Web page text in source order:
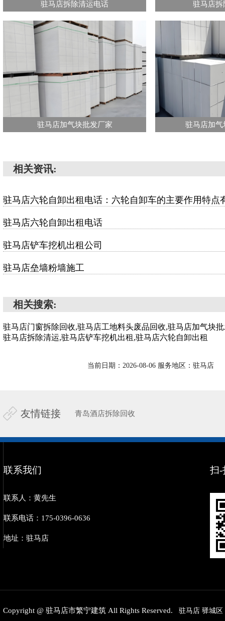
驻马店拆除清运电话 驻马店拆
驻马店加气块批发厂家 驻马店加
相关资讯:
驻马店六轮自卸出租电话：六轮自卸车的主要作用特点
驻马店六轮自卸出租电话
驻马店铲车挖机出租公司
驻马店垒墙粉墙施工
相关搜索:
驻马店门窗拆除回收,驻马店工地料头废品回收,驻马店加气块
驻马店拆除清运,驻马店铲车挖机出租,驻马店六轮自卸出租
当前日期：2026-08-06 服务地区：驻马店
友情链接 青岛酒店拆除回收
联系我们
联系人：黄先生
联系电话：175-0396-0636
地址：驻马店
扫-
Copyright @ 驻马店市繁宁建筑 All Rights Reserved. 驻马店 驿城区